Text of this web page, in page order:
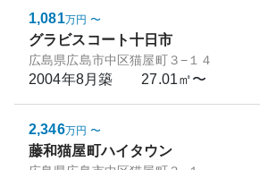
1,081万円 〜
グラビスコート十日市
広島県広島市中区猫屋町３−１４
2004年8月築 27.01㎡〜
2,346万円 〜
藤和猫屋町ハイタウン